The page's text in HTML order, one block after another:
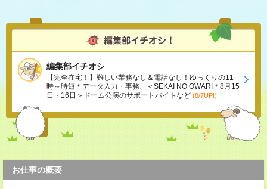
編集部イチオシ
【完全在宅！】難しい業務なし＆電話なし！ゆっくりの11
時～時短＊データ入力・事務、＜SEKAI NO OWARI＊8月15
日・16日＞ドーム公演のサポートバイトなど (8/7UP!)
お仕事の概要